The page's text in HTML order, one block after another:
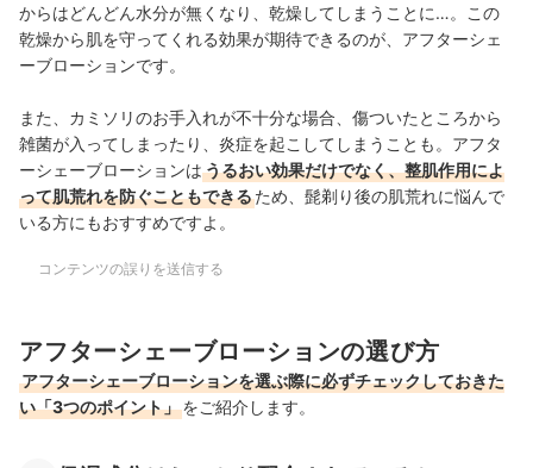
からはどんどん水分が無くなり、乾燥してしまうことに…。この
乾燥から肌を守ってくれる効果が期待できるのが、アフターシェ
ーブローションです。
また、カミソリのお手入れが不十分な場合、傷ついたところから
雑菌が入ってしまったり、炎症を起こしてしまうことも。アフタ
ーシェーブローションはうるおい効果だけでなく、整肌作用によ
って肌荒れを防ぐこともできるため、髭剃り後の肌荒れに悩んで
いる方にもおすすめですよ。
コンテンツの誤りを送信する
アフターシェーブローションの選び方
アフターシェーブローションを選ぶ際に必ずチェックしておきた
い「3つのポイント」をご紹介します。